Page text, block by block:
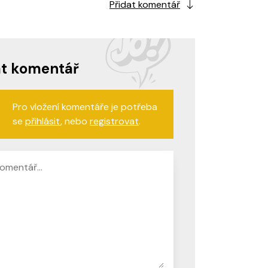
Přidat komentář
komentář
Pro vložení komentáře je potřeba
se přihlásit, nebo registrovat.